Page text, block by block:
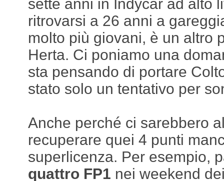
sette anni in Indycar ad alto
ritrovarsi a 26 anni a
molto più giovani, è un altro
Herta. Ci poniamo una
sta pensando di portare
stato solo un tentativo per
Anche perché ci sarebbero
recuperare quei 4 punti
superlicenza. Per esempio,
quattro FP1 nei weekend